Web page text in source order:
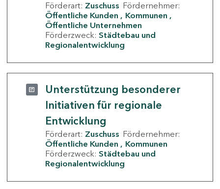
Förderart: Zuschuss Fördernehmer:
Öffentliche Kunden
Kommunen
Öffentliche Unternehmen
Förderzweck: Städtebau und
Regionalentwicklung
Unterstützung besonderer
Initiativen für regionale
Entwicklung
Förderart: Zuschuss Fördernehmer:
Öffentliche Kunden
Kommunen
Förderzweck: Städtebau und
Regionalentwicklung